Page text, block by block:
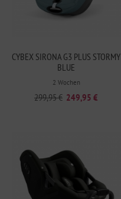
CYBEX SIRONA G3 PLUS STORMY
BLUE
2 Wochen
299,95 € 249,95 €